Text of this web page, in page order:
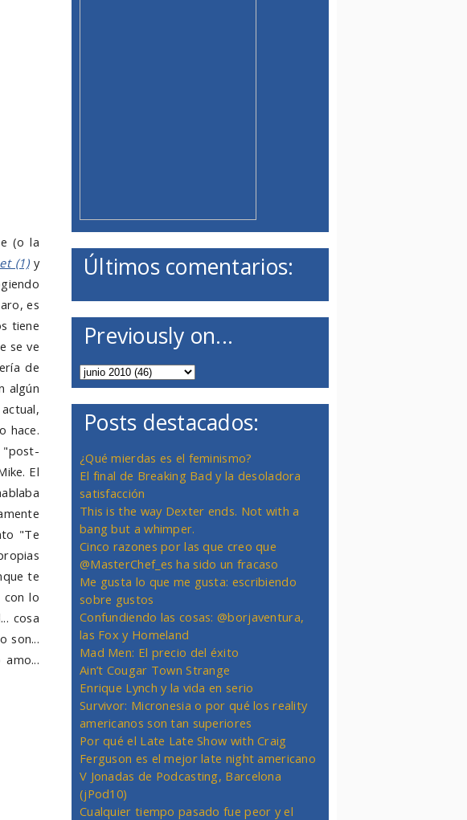
(o la
(1)y
es
tiene
se ve
de
algún
hace.
"post-
El
"Te
te
con lo
cosa
son...
Últimos comentarios:
Previously on...
Posts destacados:
¿Qué mierdas es el feminismo?
El final de Breaking Bad y la desoladora
satisfacción
This is the way Dexter ends. Not with a
bang but a whimper.
Cinco razones por las que creo que
@MasterChef_es ha sido un fracaso
Me gusta lo que me gusta: escribiendo
sobre gustos
Confundiendo las cosas: @borjaventura,
las Fox y Homeland
Mad Men: El precio del éxito
Ain’t Cougar Town Strange
Enrique Lynch y la vida en serio
Survivor: Micronesia o por qué los reality
americanos son tan superiores
Por qué el Late Late Show with Craig
Ferguson es el mejor late night americano
V Jonadas de Podcasting, Barcelona
(jPod10)
Cualquier tiempo pasado fue peor y el